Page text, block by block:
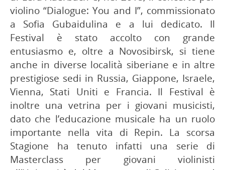
violino “Dialogue: You and I”, commissionato
a Sofia Gubaidulina e a lui dedicato. Il
Festival è stato accolto con grande
entusiasmo e, oltre a Novosibirsk, si tiene
anche in diverse località siberiane e in altre
prestigiose sedi in Russia, Giappone, Israele,
Vienna, Stati Uniti e Francia. Il Festival è
inoltre una vetrina per i giovani musicisti,
dato che l’educazione musicale ha un ruolo
importante nella vita di Repin. La scorsa
Stagione ha tenuto infatti una serie di
Masterclass per giovani violinisti